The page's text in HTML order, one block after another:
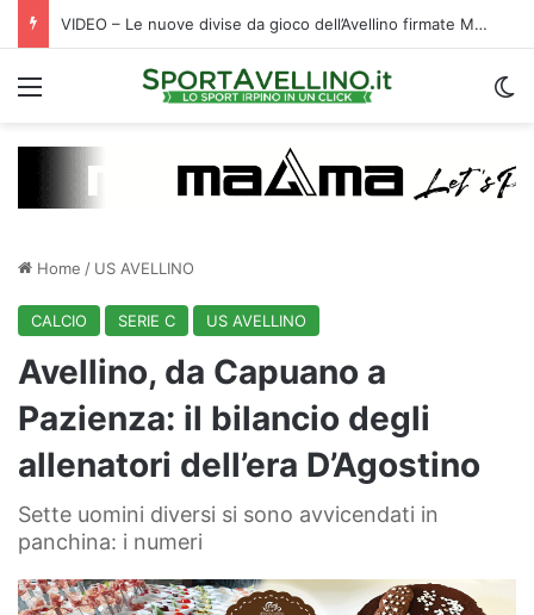
Calciomercato, sorpresa Verona: vicino un ex centrocampista dell’Avellino
Menu
Home / US AVELLINO
CALCIO SERIE C US AVELLINO
Avellino, da Capuano a
Pazienza: il bilancio degli
allenatori dell’era D’Agostino
Sette uomini diversi si sono avvicendati in
panchina: i numeri